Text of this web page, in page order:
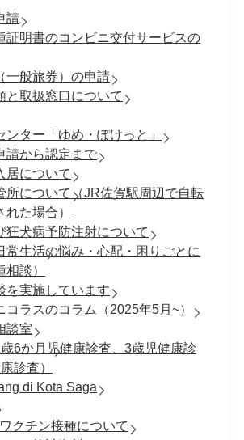
請
証明書のコンビニ交付サービスの
一般旅券）の申請
と取扱窓口について
ンター「ゆめ・ぽけっと」
請から認定まで
居について
所について（JR佐賀駅周辺で自転
た場合）
狂犬病予防注射について
常生活の悩み・心配・困りごとに
談）
を実施しています
コラスのコラム（2025年5月~）
談室
6か月児健康診査、3歳児健康診
診査）
di Kota Saga
クチン接種について